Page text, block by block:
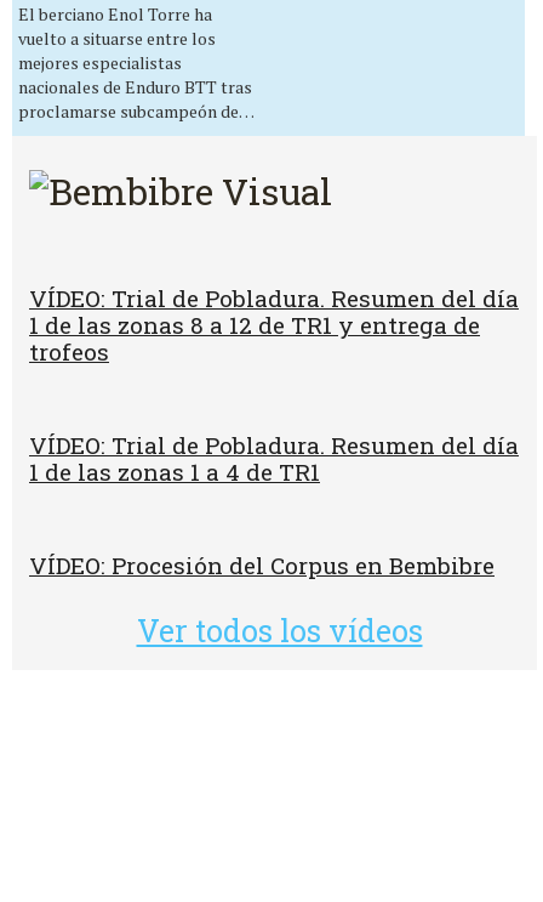
El berciano Enol Torre ha
vuelto a situarse entre los
mejores especialistas
nacionales de Enduro BTT tras
proclamarse subcampeón de…
VÍDEO: Trial de Pobladura. Resumen del día
1 de las zonas 8 a 12 de TR1 y entrega de
trofeos
VÍDEO: Trial de Pobladura. Resumen del día
1 de las zonas 1 a 4 de TR1
VÍDEO: Procesión del Corpus en Bembibre
Ver todos los vídeos